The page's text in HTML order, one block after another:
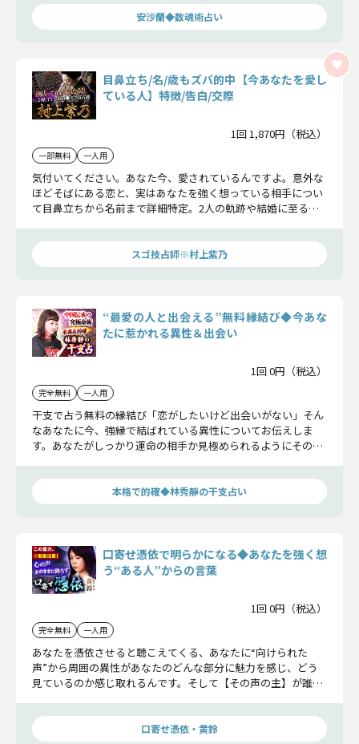
安沙蘭◆数魂術占い
目鼻立ち/名/歳もズバ的中【今あなたを愛し
ている人】特徴/告白/交際
1回 1,870円（税込）
一部無料 一人用
気付いてください。あなた今、愛されているんですよ。意外な
ほどそばにある恋と、実はあなたを強く想っている相手につい
て目鼻立ちから名前まで詳細特定。2人の軌跡や結婚に至る可
スゴ技占師※村上紫乃
“最愛の人と出会える”無料縁結び◆今あな
たに惹かれる異性＆出会い
1回 0円（税込）
完全無料 一人用
干支で占う無料の縁結び「恋がしたいけど出会いがない」そん
なあなたに今、強縁で結ばれている異性についてお伝えしま
す。あなたがしっかり運命の相手か見極められるようにその異
本格で的確◆林秀靜の干支占い
口寄せ憑依で明らかになる◆あなたを強く想
う“ある人”からの言葉
1回 0円（税込）
完全無料 一人用
あなたを憑依させると聴こえてくる、あなたに“向けられた
声”から周囲の異性があなたのどんな部分に魅力を感じ、どう
見ているのか感じ取れるんです。そして【その声の主】が誰な
口寄せ憑依・黄鈴